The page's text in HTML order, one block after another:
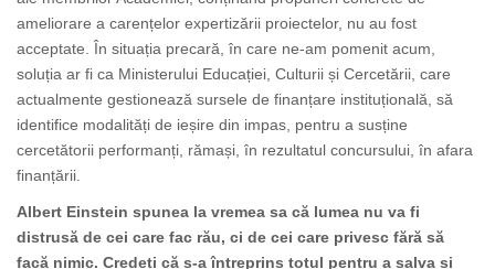
ameliorare a carențelor expertizării proiectelor, nu au fost
acceptate. În situația precară, în care ne-am pomenit acum,
soluția ar fi ca Ministerului Educației, Culturii și Cercetării, care
actualmente gestionează sursele de finanțare instituțională, să
identifice modalități de ieșire din impas, pentru a susține
cercetătorii performanți, rămași, în rezultatul concursului, în afara
finanțării.
Albert Einstein spunea la vremea sa că lumea nu va fi
distrusă de cei care fac rău, ci de cei care privesc fără să
facă nimic. Credeți că s-a întreprins totul pentru a salva și